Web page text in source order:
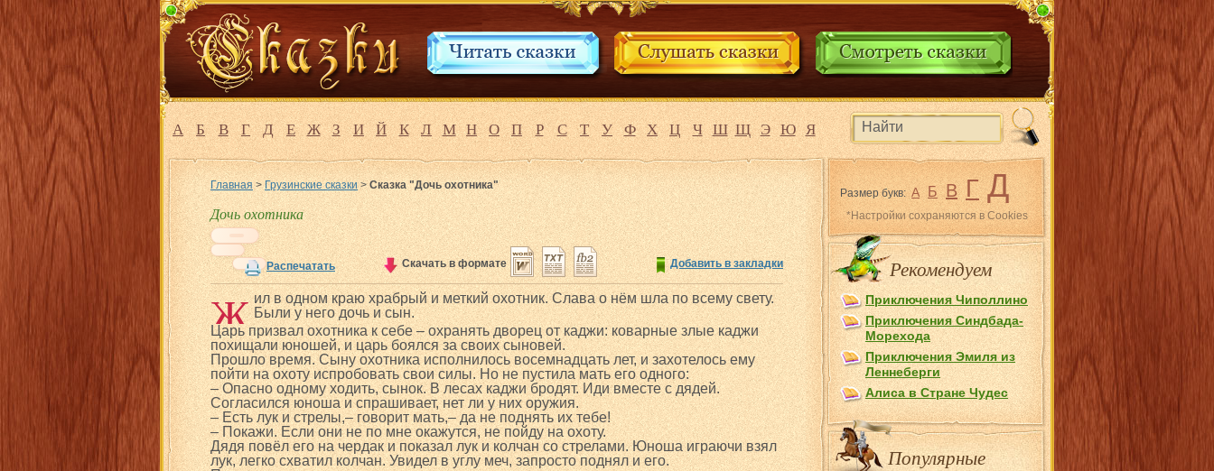
А Б В Г Д Е Ж З И Й К Л М Н О П Р С Т У Ф Х Ц Ч Ш Щ Э Ю Я
Размер букв: А Б В Г Д
*Настройки сохраняются в Cookies
Рекомендуем
Приключения Чиполлино
Приключения Синдбада-
Морехода
Приключения Эмиля из
Лeннеберги
Алиса в Стране Чудес
Популярные
Главная >Грузинские сказки>Сказка "Дочь охотника"
Дочь охотника
Распечатать Добавить в закладки
Скачать в формате
Ж ил в одном краю храбрый и меткий охотник. Слава о нём шла по всему свету.
Были у него дочь и сын.
Царь призвал охотника к себе – охранять дворец от каджи: коварные злые каджи
похищали юношей, и царь боялся за своих сыновей.
Прошло время. Сыну охотника исполнилось восемнадцать лет, и захотелось ему
пойти на охоту испробовать свои силы. Но не пустила мать его одного:
– Опасно одному ходить, сынок. В лесах каджи бродят. Иди вместе с дядей.
Согласился юноша и спрашивает, нет ли у них оружия.
– Есть лук и стрелы,– говорит мать,– да не поднять их тебе!
– Покажи. Если они не по мне окажутся, не пойду на охоту.
Дядя повёл его на чердак и показал лук и колчан со стрелами. Юноша играючи взял
лук, легко схватил колчан. Увидел в углу меч, запросто поднял и его.